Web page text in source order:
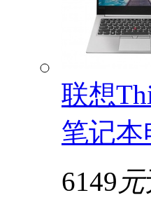
联想
笔记本
6149 元